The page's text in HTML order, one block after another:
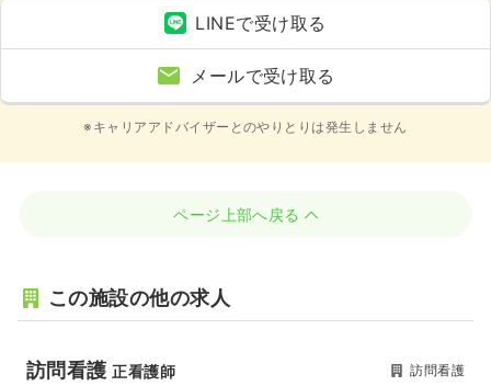
LINEで受け取る
メールで受け取る
※キャリアアドバイザーとのやりとりは発生しません
ページ上部へ戻る
この施設の他の求人
訪問看護正看護師 訪問看護